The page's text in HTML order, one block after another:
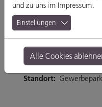
copy &
Im Gewerbepark A 75,
Tel. 0941 600100-12
Branche:---
Standort: Gewerbepark
und zu uns im Impressum.
Einstellungen
Alle Cookies